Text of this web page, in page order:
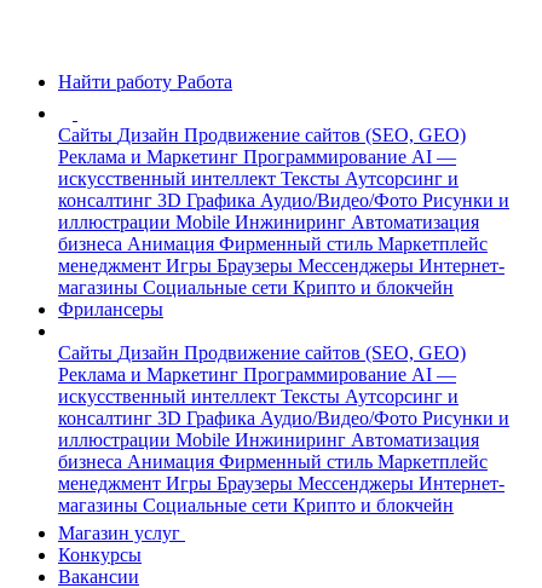
Найти работу Работа
Сайты Дизайн Продвижение сайтов (SEO, GEO)
Реклама и Маркетинг Программирование AI —
искусственный интеллект Тексты Аутсорсинг и
консалтинг 3D Графика Аудио/Видео/Фото Рисунки и
иллюстрации Mobile Инжиниринг Автоматизация
бизнеса Анимация Фирменный стиль Маркетплейс
менеджмент Игры Браузеры Мессенджеры Интернет-
магазины Социальные сети Крипто и блокчейн
Фрилансеры
Сайты Дизайн Продвижение сайтов (SEO, GEO)
Реклама и Маркетинг Программирование AI —
искусственный интеллект Тексты Аутсорсинг и
консалтинг 3D Графика Аудио/Видео/Фото Рисунки и
иллюстрации Mobile Инжиниринг Автоматизация
бизнеса Анимация Фирменный стиль Маркетплейс
менеджмент Игры Браузеры Мессенджеры Интернет-
магазины Социальные сети Крипто и блокчейн
Магазин услуг
Конкурсы
Вакансии